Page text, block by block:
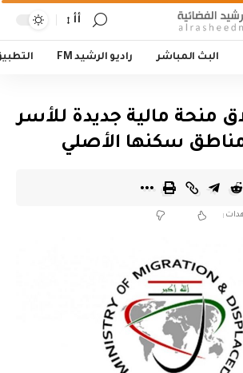
أأ
البث المباشر راديو الرشيد FM
منحة مالية جديدة للأسر
مناطق سكنها الأصلي